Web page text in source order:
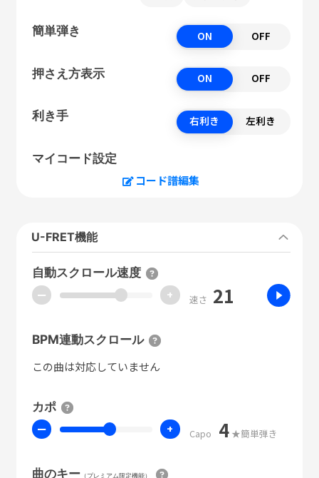
簡単弾き ON OFF
押さえ方表示 ON OFF
利き手 右利き 左利き
マイコード設定
コード譜編集
U-FRET機能
自動スクロール速度
ー + 速さ 21
BPM連動スクロール
この曲は対応していません
カポ
ー + Capo 4 ★簡単弾き
曲のキー（プレミアム限定機能）